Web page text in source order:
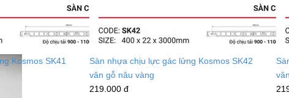
Kosmos SK41
Sàn nhựa chịu lực gác lửng Kosmos SK42
vân gỗ nâu vàng
219.000 đ